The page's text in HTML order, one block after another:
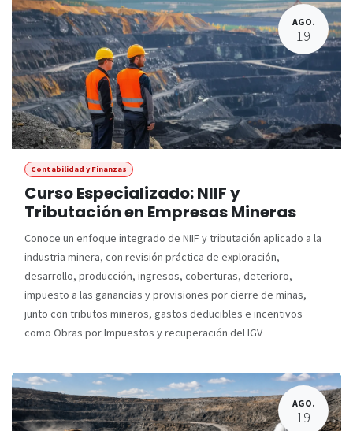
AGO.
19
Contabilidad y Finanzas
Curso Especializado: NIIF y
Tributación en Empresas Mineras
Conoce un enfoque integrado de NIIF y tributación aplicado a la
industria minera, con revisión práctica de exploración,
desarrollo, producción, ingresos, coberturas, deterioro,
impuesto a las ganancias y provisiones por cierre de minas,
junto con tributos mineros, gastos deducibles e incentivos
como Obras por Impuestos y recuperación del IGV
AGO.
19